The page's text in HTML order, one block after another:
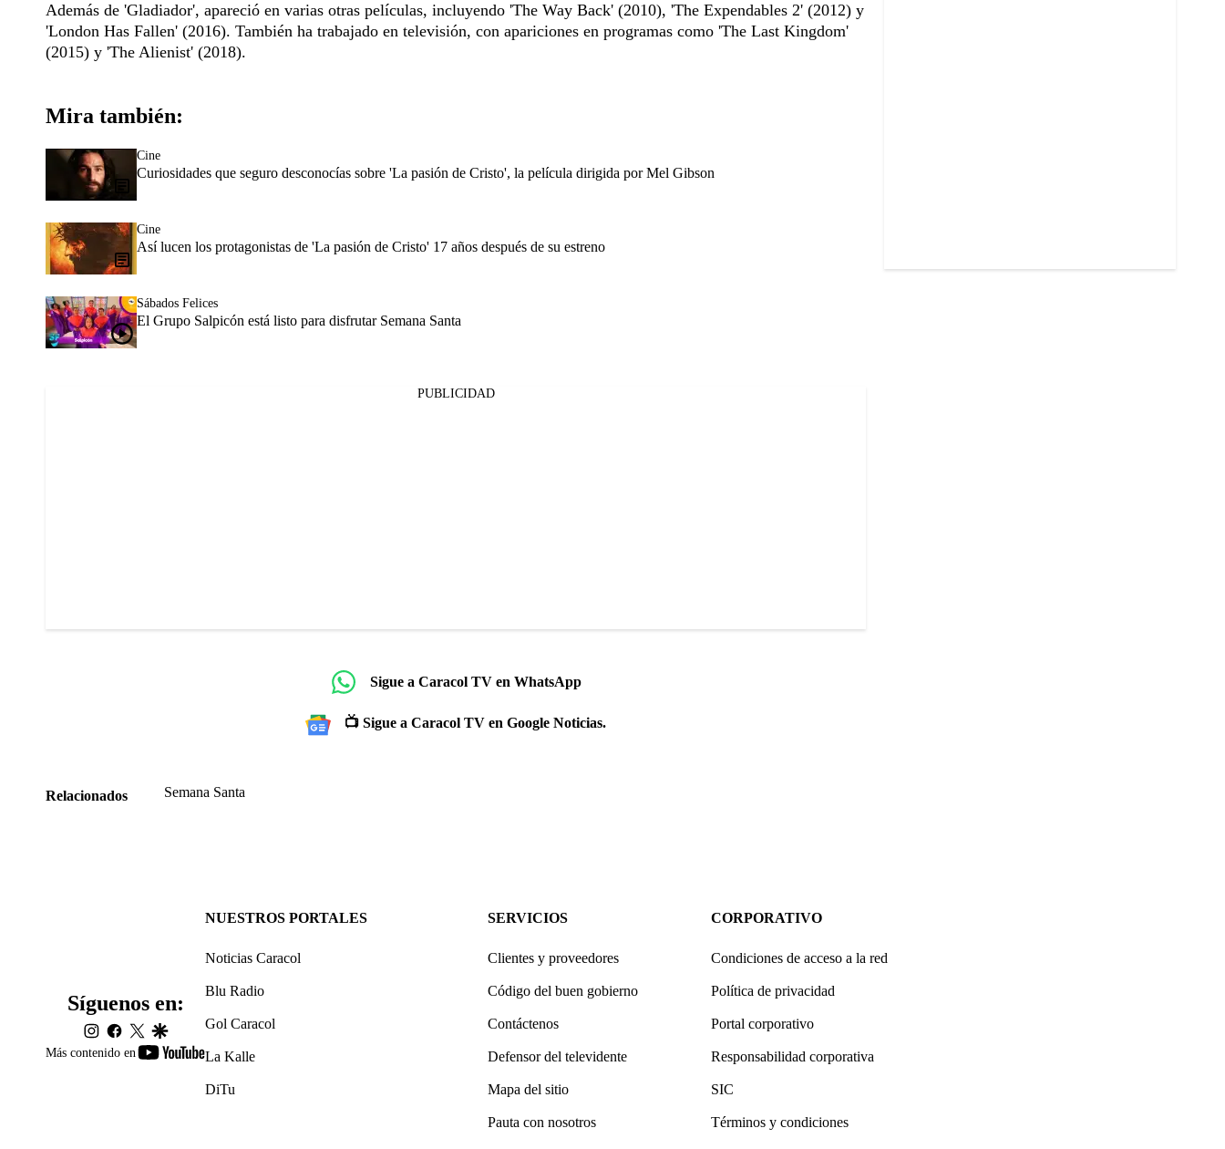
Además de 'Gladiador', apareció en varias otras películas, incluyendo 'The Way Back' (2010), 'The Expendables 2' (2012) y
'London Has Fallen' (2016). También ha trabajado en televisión, con apariciones en programas como 'The Last Kingdom'
(2015) y 'The Alienist' (2018).
Mira también:
Cine
Curiosidades que seguro desconocías sobre 'La pasión de Cristo', la película dirigida por Mel Gibson
Cine
Así lucen los protagonistas de 'La pasión de Cristo' 17 años después de su estreno
Sábados Felices
El Grupo Salpicón está listo para disfrutar Semana Santa
PUBLICIDAD
Sigue a Caracol TV en WhatsApp
📺 Sigue a Caracol TV en Google Noticias.
Relacionados Semana Santa
Más contenido en
youtube-
Síguenos en:
instagram
facebook
twittergoogle
NUESTROS PORTALES
Noticias Caracol
Blu Radio
Gol Caracol
La Kalle
DiTu
SERVICIOS
Clientes y proveedores
Código del buen gobierno
Contáctenos
Defensor del televidente
Mapa del sitio
Pauta con nosotros
CORPORATIVO
Condiciones de acceso a la red
Política de privacidad
Portal corporativo
Responsabilidad corporativa
SIC
Términos y condiciones